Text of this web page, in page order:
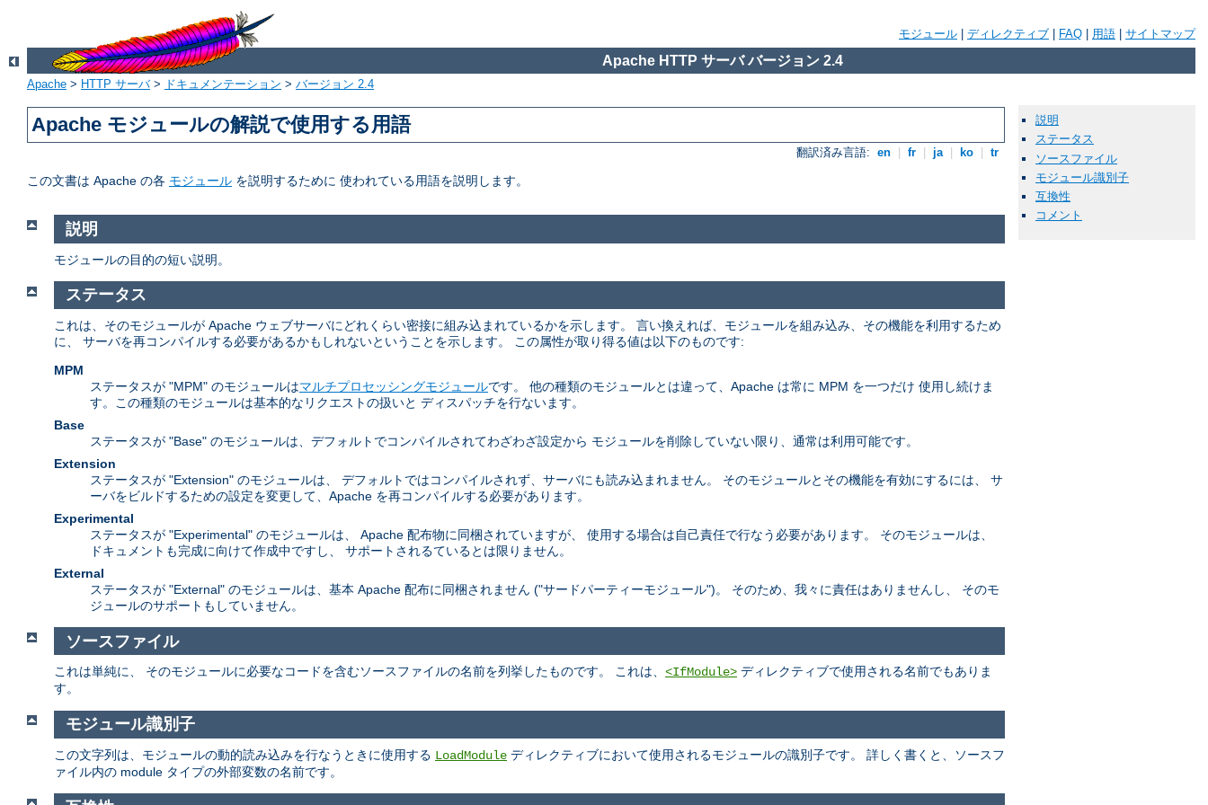
モジュール ディレクティブ FAQ 用語 サイトマップ
Apache HTTP サーバ バージョン 2.4
Apache > HTTP サーバ> ドキュメンテーション > バージョン 2.4
Apache モジュールの解説で使用する用語
翻訳済み言語: en fr ja ko tr
この文書は Apache の各 モジュール を説明するために 使われている用語を説明します。
説明
ステータス
ソースファイル
モジュール識別子
互換性
コメント
説明
モジュールの目的の短い説明。
ステータス
これは、そのモジュールが Apache ウェブサーバにどれくらい密接に組み込まれているかを示します。 言い換えれば、モジュールを組み込み、その機能を利用するため
に、 サーバを再コンパイルする必要があるかもしれないということを示します。 この属性が取り得る値は以下のものです:
MPM
ステータスが "MPM" のモジュールはマルチプロセッシングモジュールです。 他の種類のモジュールとは違って、Apache は常に MPM を一つだけ 使用し続けま
す。この種類のモジュールは基本的なリクエストの扱いと ディスパッチを行ないます。
Base
ステータスが "Base" のモジュールは、デフォルトでコンパイルされてわざわざ設定から モジュールを削除していない限り、通常は利用可能です。
Extension
ステータスが "Extension" のモジュールは、 デフォルトではコンパイルされず、サーバにも読み込まれません。 そのモジュールとその機能を有効にするには、 サ
ーバをビルドするための設定を変更して、Apache を再コンパイルする必要があります。
Experimental
ステータスが "Experimental" のモジュールは、 Apache 配布物に同梱されていますが、 使用する場合は自己責任で行なう必要があります。 そのモジュールは、
ドキュメントも完成に向けて作成中ですし、 サポートされるているとは限りません。
External
ステータスが "External" のモジュールは、基本 Apache 配布に同梱されません ("サードパーティーモジュール")。 そのため、我々に責任はありませんし、 そのモ
ジュールのサポートもしていません。
ソースファイル
これは単純に、 そのモジュールに必要なコードを含むソースファイルの名前を列挙したものです。 これは、 <IfModule> ディレクティブで使用される名前でもありま
す。
モジュール識別子
この文字列は、モジュールの動的読み込みを行なうときに使用する LoadModule ディレクティブにおいて使用されるモジュールの識別子です。 詳しく書くと、ソースフ
ァイル内の module タイプの外部変数の名前です。